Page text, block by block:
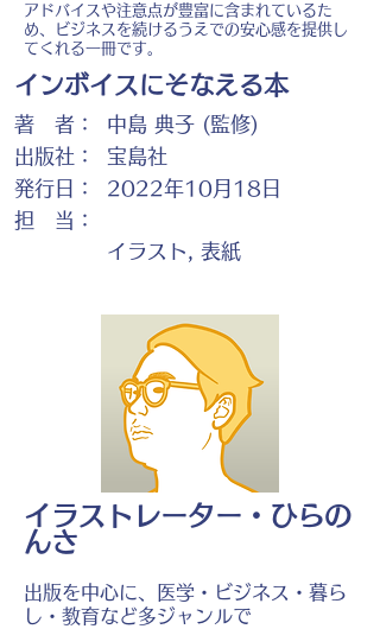
アドバイスや注意点が豊富に含まれているた
め、ビジネスを続けるうえでの安心感を提供し
てくれる一冊です。
インボイスにそなえる本
著 者：
出版社：
発行日：
担 当：
中島 典子 (監修)
宝島社
2022年10月18日
イラスト, 表紙
イラストレーター・ひらの
んさ
出版を中心に、医学・ビジネス・暮ら
し・教育など多ジャンルで